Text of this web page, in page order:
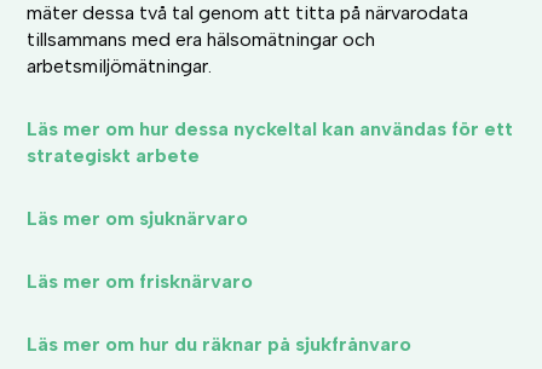
mäter dessa två tal genom att titta på närvarodata
tillsammans med era hälsomätningar och
arbetsmiljömätningar.
Läs mer om hur dessa nyckeltal kan användas för ett
strategiskt arbete
Läs mer om sjuknärvaro
Läs mer om frisknärvaro
Läs mer om hur du räknar på sjukfrånvaro